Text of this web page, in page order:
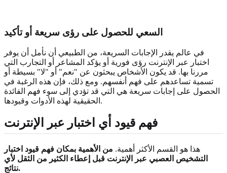
السعي للحصول على رؤى سريعة أو تأكيد
في عالم يقدر الإجابات السريعة، من الطبيعي أن نأمل أن يوفر
اختبار عبر الإنترنت رؤى فورية أو يؤكد المشاعر أو التجارب التي
مررنا بها. قد يكون الأشخاص يبحثون عن "نعم" أو "لا" بسيطة أو
تسمية تساعدهم على فهم أنفسهم. ومع ذلك، فإن هذه الرغبة في
الحصول على إجابات سريعة هي التي قد تؤدي إلى سوء فهم الفائدة
الحقيقية لهذه الأدوات وقيودها.
فهم قيود أي اختبار عبر الإنترنت
هذا هو القسم الأكثر أهمية. من الأهمية بمكان فهم قيود اختبار
التشخيص العصبي عبر الإنترنت قبل إعطاء الكثير من الثقل لأي
نتائج.